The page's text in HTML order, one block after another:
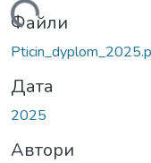
Вантажиться...
Файли
Дата
2025
Автори